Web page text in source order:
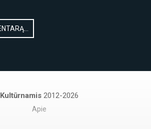
Kultūrnamis 2012-2026
Apie